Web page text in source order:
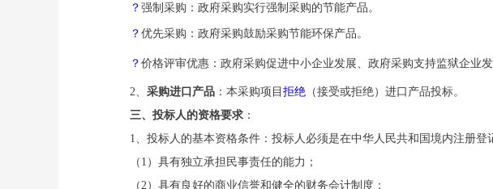
？ 强制采购：政府采购实行强制采购的节能产品。
？ 优先采购：政府采购鼓励采购节能环保产品。
？ 价格评审优惠：政府采购促进中小企业发展、政府采购支持监狱企业
2、 采购进口产品 ：本采购项目 拒绝 （接受或拒绝）进口产品投标。
三、投标人的资格要求 ：
1、投标人的基本资格条件：投标人必须是在中华人民共和国境内注册
（ 1）具有独立承担民事责任的能力；
（2）具有良好的商业信誉和健全的财务会计制度；